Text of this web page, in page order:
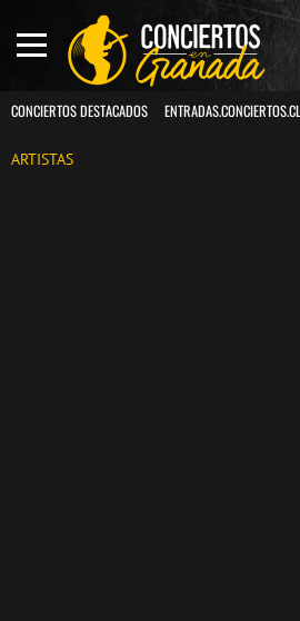
CONCIERTOS DESTACADOS
ARTISTAS